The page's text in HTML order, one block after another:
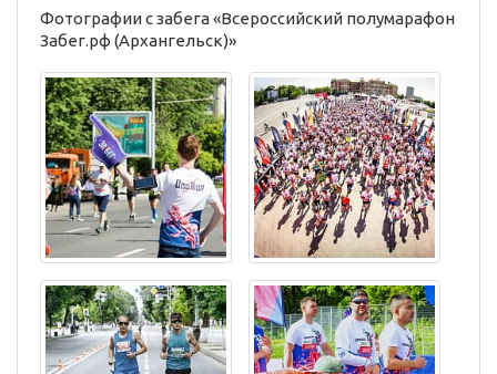
Фотографии с забега «Всероссийский полумарафон
Забег.рф (Архангельск)»